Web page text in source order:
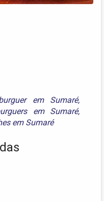
em Sumaré,
em Sumaré,
em Sumaré